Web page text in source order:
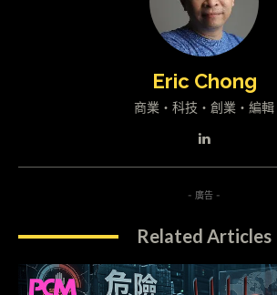
Eric Chong
商業・科技・創業・編輯
- 廣告 -
Related Articles